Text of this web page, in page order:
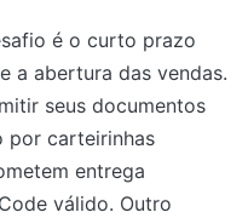
é o curto prazo
a abertura das vendas.
seus documentos
por carteirinhas
entrega
válido. Outro